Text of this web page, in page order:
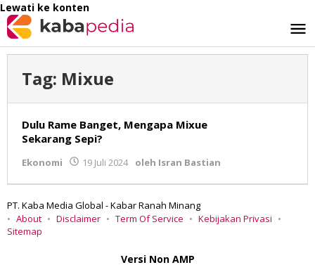
Lewati ke konten
Tag: Mixue
Dulu Rame Banget, Mengapa Mixue
Sekarang Sepi?
Ekonomi 19 Juli 2024 oleh Isran Bastian
PT. Kaba Media Global - Kabar Ranah Minang
About
Disclaimer Term Of Service
Kebijakan Privasi
Sitemap
Versi Non AMP